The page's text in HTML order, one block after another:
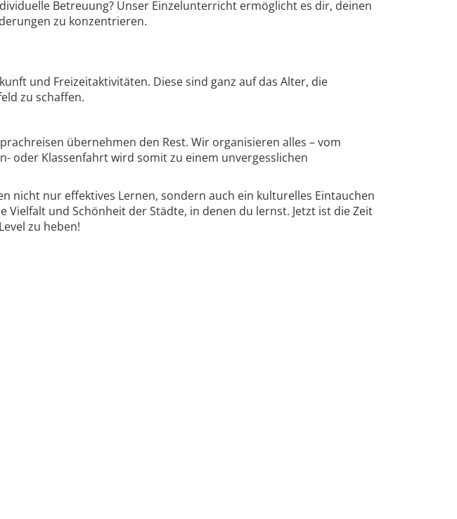
Betreuung? Unser Einzelunterricht ermöglicht es dir, deinen
zu konzentrieren.
und Freizeitaktivitäten. Diese sind ganz auf das Alter, die
zu schaffen.
übernehmen den Rest. Wir organisieren alles – vom
oder Klassenfahrt wird somit zu einem unvergesslichen
nicht nur effektives Lernen, sondern auch ein kulturelles Eintauchen
und Schönheit der Städte, in denen du lernst. Jetzt ist die Zeit
zu heben!